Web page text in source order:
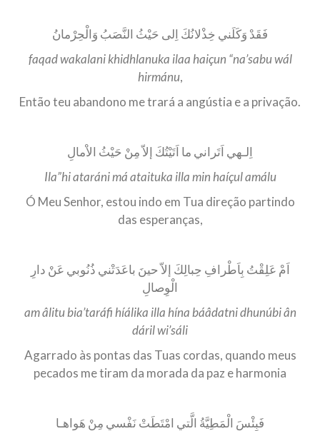
فَقَدْ وَكَلَني خِذْلانُكَ اِلى حَيْثُ النَّصَبُ وَالْحِرْمانُ
faqad wakalani khidhlanuka ilaa haiçun “na’sabu wál
hirmánu,
Então teu abandono me trará a angústia e a privação.
اِلـهي اَتَراني ما اَتَيْتُكَ إلاّ مِنْ حَيْثُ الاْمالِ
Ila”hi ataráni má ataituka illa min haíçul amálu
Ó Meu Senhor, estou indo em Tua direção partindo
das esperanças,
اَمْ عَلِقْتُ بِاَطْرافِ حِبالِكَ إلاّ حينَ باعَدَتْني ذُنُوبي عَنْ دارِ
الْوِصالِ
am âlitu bia’taráfi híálika illa hína báâdatni dhunúbi ân
dáril wi’sáli
Agarrado às pontas das Tuas cordas, quando meus
pecados me tiram da morada da paz e harmonia
فَبِئْسَ الْمَطِيَّةُ الَّتي امْتَطَتْ نَفْسي مِنْ هَواهـا